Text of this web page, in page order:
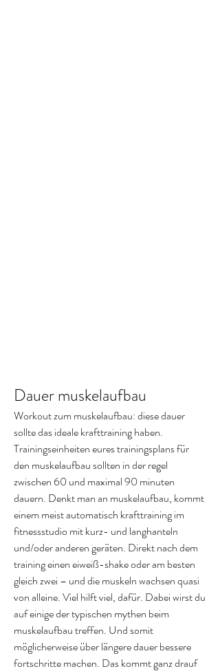
Dauer muskelaufbau
Workout zum muskelaufbau: diese dauer
sollte das ideale krafttraining haben.
Trainingseinheiten eures trainingsplans für
den muskelaufbau sollten in der regel
zwischen 60 und maximal 90 minuten
dauern. Denkt man an muskelaufbau, kommt
einem meist automatisch krafttraining im
fitnessstudio mit kurz- und langhanteln
und/oder anderen geräten. Direkt nach dem
training einen eiweiß-shake oder am besten
gleich zwei – und die muskeln wachsen quasi
von alleine. Viel hilft viel, dafür. Dabei wirst du
auf einige der typischen mythen beim
muskelaufbau treffen. Und somit
möglicherweise über längere dauer bessere
fortschritte machen. Das kommt ganz drauf